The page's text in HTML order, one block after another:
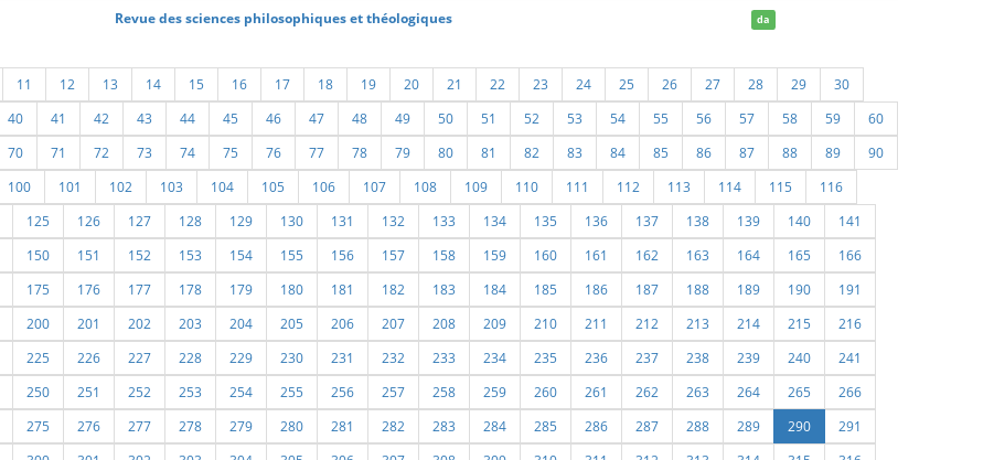
Revue des sciences philosophiques et théologiques da
11 12 13 14 15 16 17 18 19 20 21 22 23 24 25 26 27 28 29
30
40 41 42 43 44 45 46 47 48 49 50 51 52 53 54 55 56 57 58 59
60
70 71 72 73 74 75 76 77 78 79 80 81 82 83 84 85 86 87 88 89
90
100 101 102 103 104 105 106 107 108 109 110 111 112 113 114 115
116
125 126 127 128 129 130 131 132 133 134 135 136 137 138 139 140
141
150 151 152 153 154 155 156 157 158 159 160 161 162 163 164 165
166
175 176 177 178 179 180 181 182 183 184 185 186 187 188 189 190
191
200 201 202 203 204 205 206 207 208 209 210 211 212 213 214 215
216
225 226 227 228 229 230 231 232 233 234 235 236 237 238 239 240
241
250 251 252 253 254 255 256 257 258 259 260 261 262 263 264 265
266
275 276 277 278 279 280 281 282 283 284 285 286 287 288 289 290
291